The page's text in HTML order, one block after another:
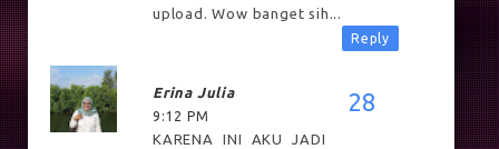
upload. Wow banget sih...
Reply
Erina Julia
9:12 PM
KARENA INI AKU JADI